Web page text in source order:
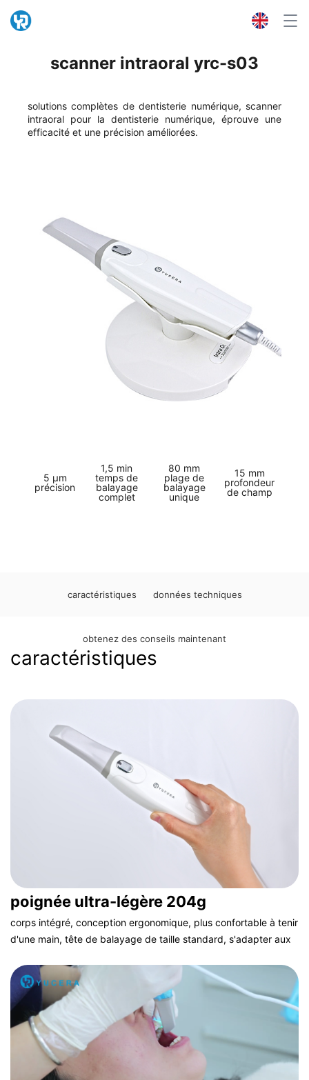
scanner intraoral yrc-s03
solutions complètes de dentisterie numérique, scanner
intraoral pour la dentisterie numérique, éprouve une
efficacité et une précision améliorées.
5 μm
précision
1,5 min
temps de
balayage
complet
80 mm
plage de
balayage
unique
15 mm
profondeur
de champ
caractéristiques données techniques
obtenez des conseils maintenant
caractéristiques
poignée ultra-légère 204g
corps intégré, conception ergonomique, plus confortable à tenir
d'une main, tête de balayage de taille standard, s'adapter aux
bouche